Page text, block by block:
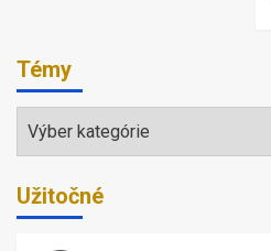
Témy
Témy
Užitočné